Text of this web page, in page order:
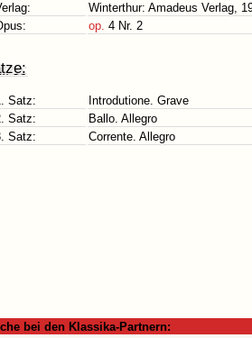
Winterthur: Amadeus Verlag,
op. 4 Nr. 2
Satz:
Introdutione. Grave
Satz:
Ballo. Allegro
Satz:
Corrente. Allegro
bei den Klassika-Partnern: